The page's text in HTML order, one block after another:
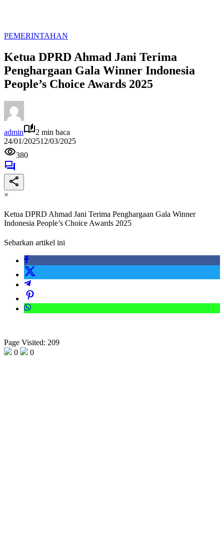
PEMERINTAHAN
Ketua DPRD Ahmad Jani Terima
Penghargaan Gala Winner Indonesia
People’s Choice Awards 2025
admin
2 min baca
24/01/202512/03/2025
380
×
Ketua DPRD Ahmad Jani Terima Penghargaan Gala Winner
Indonesia People’s Choice Awards 2025
Sebarkan artikel ini
Page Visited: 209
0
0